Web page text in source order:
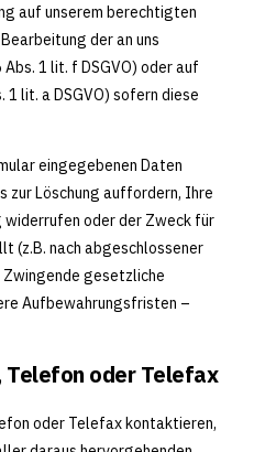
auf unserem berechtigten
der an uns
1 lit. f DSGVO) oder auf
lit. a DSGVO) sofern diese
eingegebenen Daten
zur Löschung auffordern, Ihre
widerrufen oder der Zweck für
(z.B. nach abgeschlossener
gesetzliche
Aufbewahrungsfristen –
oder Telefax
oder Telefax kontaktieren,